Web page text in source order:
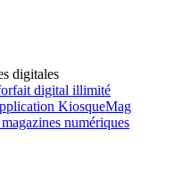
digitales
digital illimité
KiosqueMag
numériques